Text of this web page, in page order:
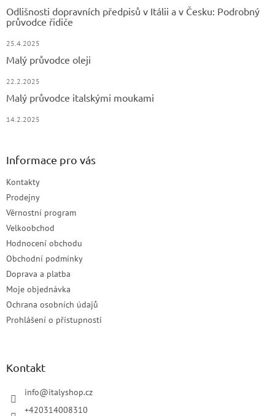
Odlišnosti dopravních předpisů v Itálii a v Česku: Podrobný
průvodce řidiče
25.4.2025
Malý průvodce oleji
22.2.2025
Malý průvodce italskými moukami
14.2.2025
Informace pro vás
Kontakty
Prodejny
Věrnostní program
Velkoobchod
Hodnocení obchodu
Obchodní podmínky
Doprava a platba
Moje objednávka
Ochrana osobních údajů
Prohlášení o přístupnosti
Kontakt
info@italyshop.cz
+420314008310